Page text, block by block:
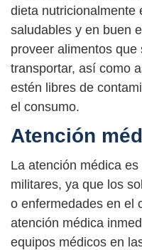
dieta nutricionalmente
saludables y en buen
proveer alimentos
transportar, así como
estén libres de
el consumo.
Atención
La atención médica
militares, ya que los
o enfermedades en el
atención médica
equipos médicos en